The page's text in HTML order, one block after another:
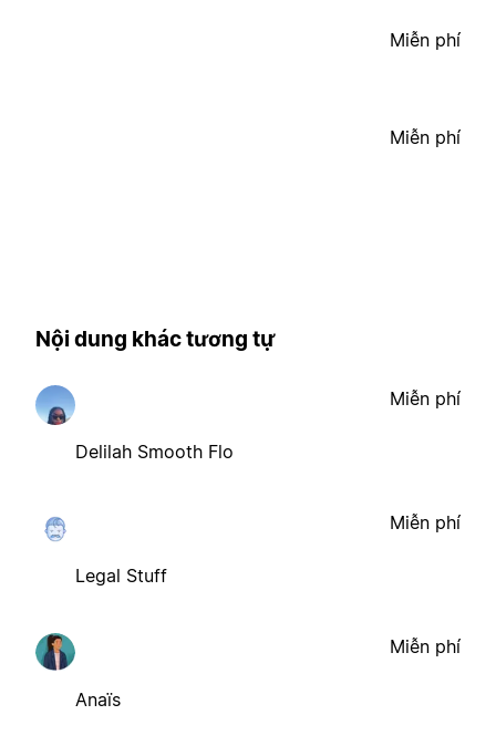
Miễn phí
Miễn phí
Nội dung khác tương tự
Delilah Smooth Flo
Miễn phí
Legal Stuff
Miễn phí
Anaïs
Miễn phí